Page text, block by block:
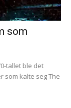
som
tallet ble det
som kalte seg The